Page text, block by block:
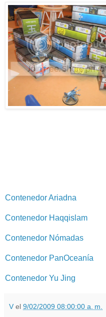
Contenedor Ariadna
Contenedor Haqqislam
Contenedor Nómadas
Contenedor PanOceanía
Contenedor Yu Jing
V el 9/02/2009 08:00:00 a. m.